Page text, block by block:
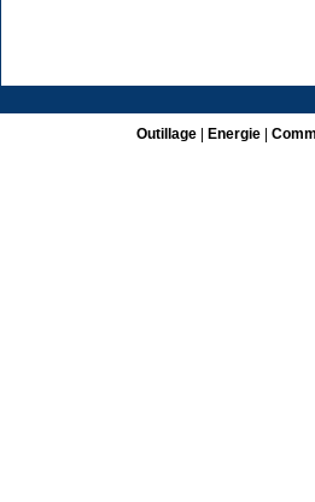
Outillage| Energie|